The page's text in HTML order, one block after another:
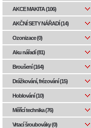
AKCE MAKITA (106)
AKČNÍ SETY NÁŘADÍ (14)
Ozonizace (0)
Aku nářadí (81)
Broušení (164)
Drážkování, frézování (15)
Hoblování (10)
Měřící technika (76)
Vrtací šroubováky (0)